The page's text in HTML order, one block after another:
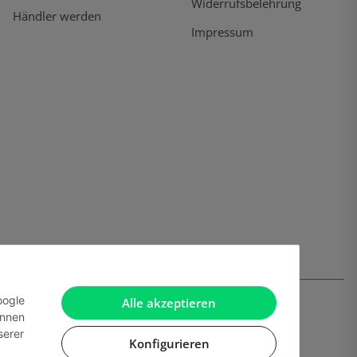
Alle akzeptieren
Konfigurieren
Händler werden
Impressum